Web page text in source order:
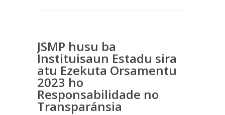
JSMP husu ba
Instituisaun Estadu sira
atu Ezekuta Orsamentu
2023 ho
Responsabilidade no
Transparánsia